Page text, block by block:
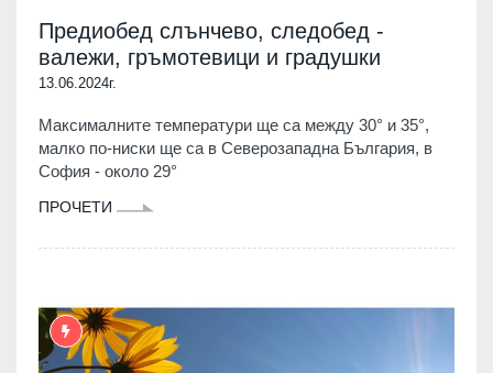
Предиобед слънчево, следобед -
валежи, гръмотевици и градушки
13.06.2024г.
Максималните температури ще са между 30° и 35°,
малко по-ниски ще са в Северозападна България, в
София - около 29°
ПРОЧЕТИ